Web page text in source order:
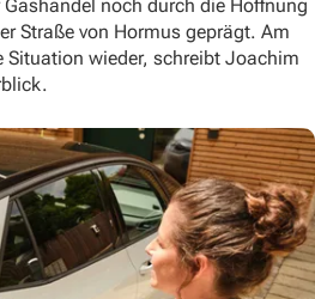
noch durch die Hoffnung
Straße von Hormus geprägt. Am
Situation wieder, schreibt Joachim